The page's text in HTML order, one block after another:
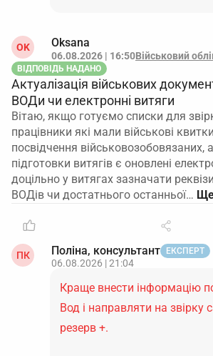
OK Oksana
06.08.2026 | 16:50Військовий
ВІДПОВІДЬ НАДАНО
Актуалізація військових
ВОДи чи електронні витяги
Вітаю, якщо готуємо списки для
працівники які мали військові
посвідчення військовозобовязаних,
підготовки витягів є оновлені
доцільно у витягах зазначати
ВОДів чи достатнього останньої…
ПК Поліна, консультант ЕКСПЕРТ
06.08.2026 | 21:04
Краще внести інформацію
Вод і направляти на звірку
резерв +.